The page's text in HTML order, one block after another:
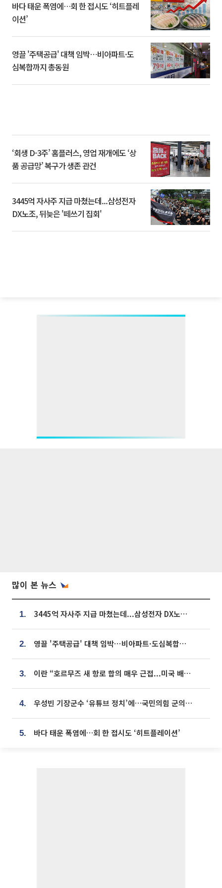
바다 태운 폭염에…회 한 접시도 ‘히트플레
이션’
영끌 '주택공급' 대책 임박⋯비아파트·도
심복합까지 총동원
‘회생 D-3주’ 홈플러스, 영업 재개에도 ‘상
품 공급망’ 복구가 생존 관건
3445억 자사주 지급 마쳤는데...삼성전자
DX노조, 뒤늦은 '떼쓰기 집회'
많이 본 뉴스
1. 3445억 자사주 지급 마쳤는데...삼성전자 DX노조, 뒤늦은 '떼쓰기 집회'
2. 영끌 '주택공급' 대책 임박⋯비아파트·도심복합까지 총동원
3. 이란 “호르무즈 새 항로 합의 매우 근접...미국 배상 먼저”
4. 우성빈 기장군수 ‘유튜브 정치’에…국민의힘 군의원들 집단 반발
5. 바다 태운 폭염에…회 한 접시도 ‘히트플레이션’